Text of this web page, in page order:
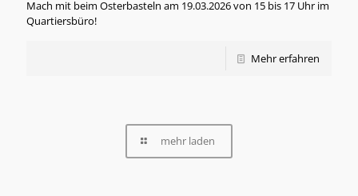
Mach mit beim Osterbasteln am 19.03.2026 von 15 bis 17 Uhr im
Quartiersbüro!
Mehr erfahren
mehr laden